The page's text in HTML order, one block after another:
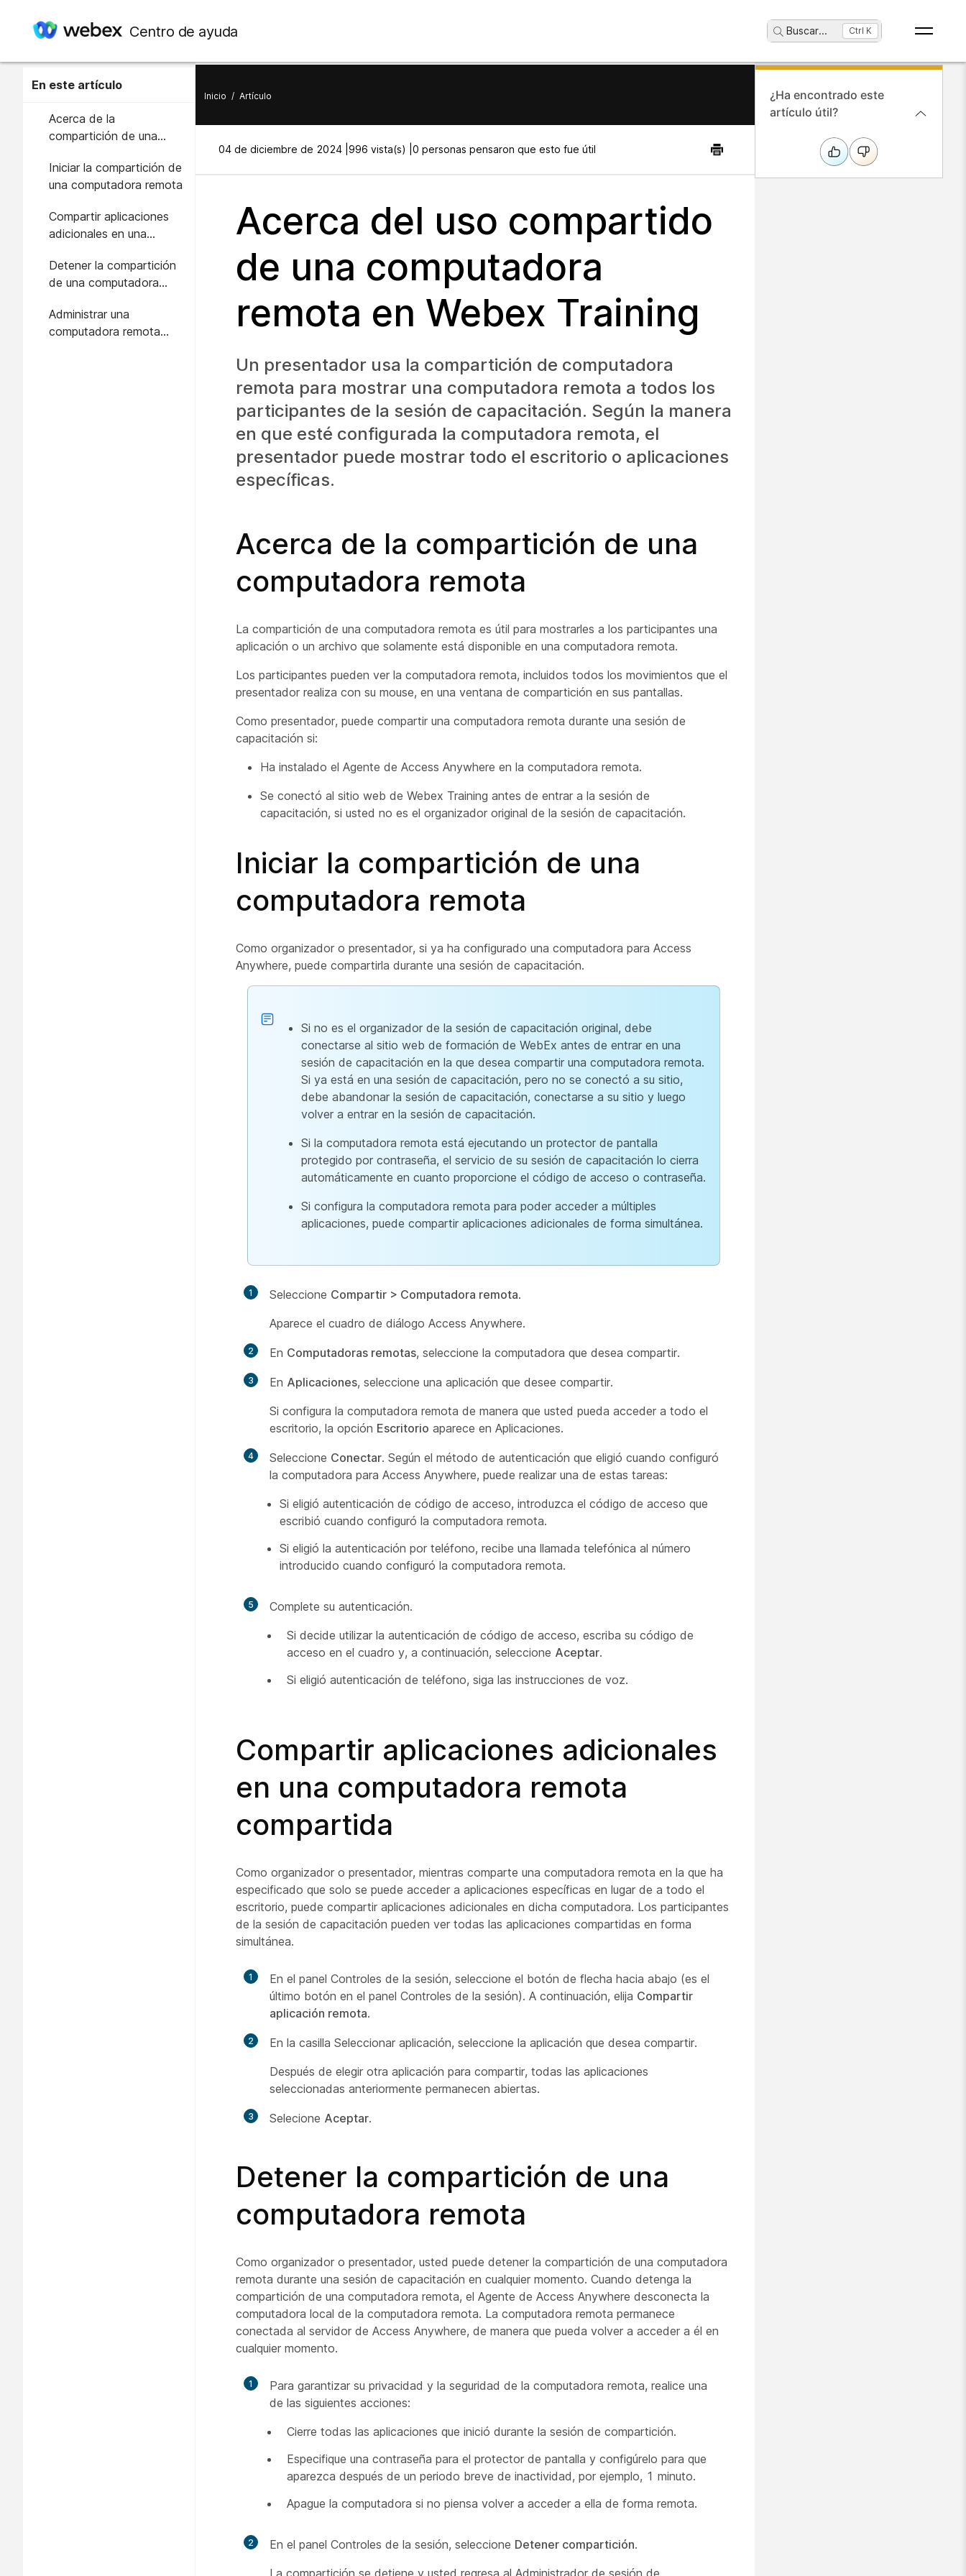
Centro de ayuda Buscar... Ctrl K
En este artículo
Acerca de la
compartición de una
Iniciar la compartición de
una computadora remota
Compartir aplicaciones
adicionales en una
compartida
Detener la compartición
de una computadora
Administrar una
computadora remota
Inicio / Artículo
04 de diciembre de 2024 | 996 vista(s) | 0 personas pensaron que esto fue útil
Acerca del uso compartido
de una computadora
remota en Webex Training
Un presentador usa la compartición de computadora
remota para mostrar una computadora remota a todos los
participantes de la sesión de capacitación. Según la manera
en que esté configurada la computadora remota, el
presentador puede mostrar todo el escritorio o aplicaciones
específicas.
Acerca de la compartición de una
computadora remota
La compartición de una computadora remota es útil para mostrarles a los participantes una
aplicación o un archivo que solamente está disponible en una computadora remota.
Los participantes pueden ver la computadora remota, incluidos todos los movimientos que el
presentador realiza con su mouse, en una ventana de compartición en sus pantallas.
Como presentador, puede compartir una computadora remota durante una sesión de
capacitación si:
Ha instalado el Agente de Access Anywhere en la computadora remota.
Se conectó al sitio web de Webex Training antes de entrar a la sesión de
capacitación, si usted no es el organizador original de la sesión de capacitación.
Iniciar la compartición de una
computadora remota
Como organizador o presentador, si ya ha configurado una computadora para Access
Anywhere, puede compartirla durante una sesión de capacitación.
Si no es el organizador de la sesión de capacitación original, debe
conectarse al sitio web de formación de WebEx antes de entrar en una
sesión de capacitación en la que desea compartir una computadora remota.
Si ya está en una sesión de capacitación, pero no se conectó a su sitio,
debe abandonar la sesión de capacitación, conectarse a su sitio y luego
volver a entrar en la sesión de capacitación.
Si la computadora remota está ejecutando un protector de pantalla
protegido por contraseña, el servicio de su sesión de capacitación lo cierra
automáticamente en cuanto proporcione el código de acceso o contraseña.
Si configura la computadora remota para poder acceder a múltiples
aplicaciones, puede compartir aplicaciones adicionales de forma simultánea.
1 Seleccione Compartir > Computadora remota.
Aparece el cuadro de diálogo Access Anywhere.
2 En Computadoras remotas, seleccione la computadora que desea compartir.
3 En Aplicaciones, seleccione una aplicación que desee compartir.
Si configura la computadora remota de manera que usted pueda acceder a todo el
escritorio, la opción Escritorio aparece en Aplicaciones.
4 Seleccione Conectar. Según el método de autenticación que eligió cuando configuró
la computadora para Access Anywhere, puede realizar una de estas tareas:
Si eligió autenticación de código de acceso, introduzca el código de acceso que
escribió cuando configuró la computadora remota.
Si eligió la autenticación por teléfono, recibe una llamada telefónica al número
introducido cuando configuró la computadora remota.
5
Complete su autenticación.
Si decide utilizar la autenticación de código de acceso, escriba su código de
acceso en el cuadro y, a continuación, seleccione Aceptar.
Si eligió autenticación de teléfono, siga las instrucciones de voz.
Compartir aplicaciones adicionales
en una computadora remota
compartida
Como organizador o presentador, mientras comparte una computadora remota en la que ha
especificado que solo se puede acceder a aplicaciones específicas en lugar de a todo el
escritorio, puede compartir aplicaciones adicionales en dicha computadora. Los participantes
de la sesión de capacitación pueden ver todas las aplicaciones compartidas en forma
simultánea.
1
En el panel Controles de la sesión, seleccione el botón de flecha hacia abajo (es el
último botón en el panel Controles de la sesión). A continuación, elija Compartir
aplicación remota.
2
En la casilla Seleccionar aplicación, seleccione la aplicación que desea compartir.
Después de elegir otra aplicación para compartir, todas las aplicaciones
seleccionadas anteriormente permanecen abiertas.
3 Selecione Aceptar.
Detener la compartición de una
computadora remota
Como organizador o presentador, usted puede detener la compartición de una computadora
remota durante una sesión de capacitación en cualquier momento. Cuando detenga la
compartición de una computadora remota, el Agente de Access Anywhere desconecta la
computadora local de la computadora remota. La computadora remota permanece
conectada al servidor de Access Anywhere, de manera que pueda volver a acceder a él en
cualquier momento.
1
Para garantizar su privacidad y la seguridad de la computadora remota, realice una
de las siguientes acciones:
Cierre todas las aplicaciones que inició durante la sesión de compartición.
Especifique una contraseña para el protector de pantalla y configúrelo para que
aparezca después de un periodo breve de inactividad, por ejemplo, 1 minuto.
Apague la computadora si no piensa volver a acceder a ella de forma remota.
2 En el panel Controles de la sesión, seleccione Detener compartición.
La compartición se detiene y usted regresa al Administrador de sesión de
¿Ha encontrado este
artículo útil?